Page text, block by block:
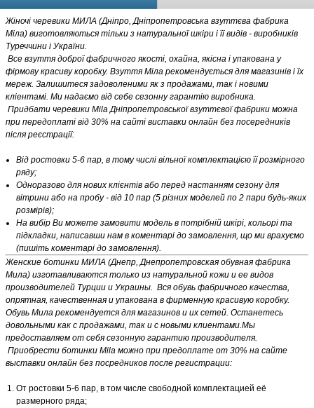
Жіночі черевики МИЛА (Дніпро, Дніпропетровська взуттєва фабрика
Міла) виготовляються тільки з натуральної шкіри і її видів - виробників
Туреччини і України.
Все взуття доброї фабричного якості, охайна, якісна і упакована у
фірмову красиву коробку. Взуття Міла рекомендується для магазинів і їх
мереж. Залишитеся задоволеними як з продажами, так і новими
кліентамі. Ми надаємо від себе сезонну гарантію виробника.
Придбати черевики Mila Дніпропетровської взуттєвої фабрики можна
при передоплаті від 30% на сайті виставки онлайн без посередників
після реєстрації:
Від ростовки 5-6 пар, в тому числі вільної комплектацією її розмірного
ряду;
Одноразово для нових клієнтів або перед настанням сезону для
вітрини або на пробу - від 10 пар (5 різних моделей по 2 пари будь-яких
розмірів);
На вибір Ви можете замовити модель в потрібній шкірі, кольорі та
підкладки, написавши нам в коментарі до замовлення, що ми врахуємо
(пишіть коментарі до замовлення).
Женские ботинки МИЛА (Днепр, Днепропетровская обувная фабрика
Мила) изготавливаются только из натуральной кожи и ее видов
производителей Турции и Украины. Вся обувь фабричного качества,
опрятная, качественная и упакована в фирменную красивую коробку.
Обувь Мила рекомендуется для магазинов и их сетей. Останетесь
довольными как с продажами, так и с новыми клиентами.Мы
предоставляем от себя сезонную гарантию производителя.
Приобрести ботинки Mila можно при предоплате от 30% на сайте
выставки онлайн без посредников после регистрации:
От ростовки 5-6 пар, в том числе свободной комплектацией её
размерного ряда;